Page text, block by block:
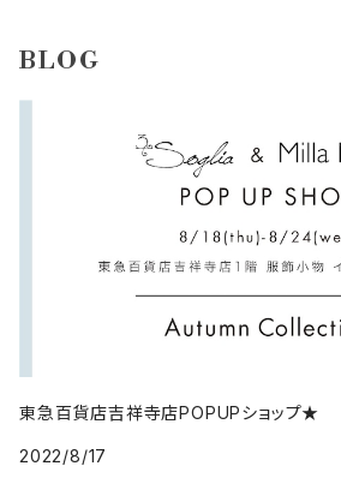
BLOG
東急百貨店吉祥寺店POPUPショップ★
2022/8/17